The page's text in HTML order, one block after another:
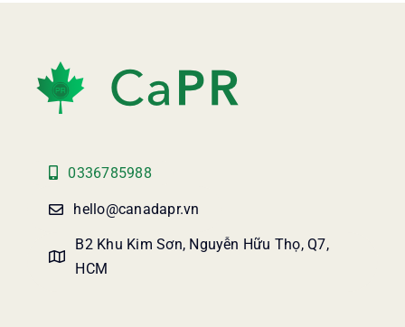
0336785988
hello@canadapr.vn
B2 Khu Kim Sơn, Nguyễn Hữu Thọ, Q7,
HCM